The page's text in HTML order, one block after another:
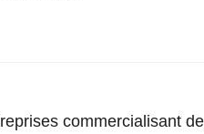
commercialisant